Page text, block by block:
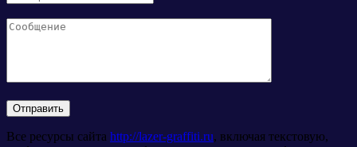
Все ресурсы сайта http://lazer-graffiti.ru, включая текстовую,